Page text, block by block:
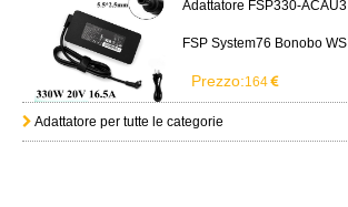
Adattatore FSP330-ACAU3
Prezzo:164
Adattatore per tutte le categorie